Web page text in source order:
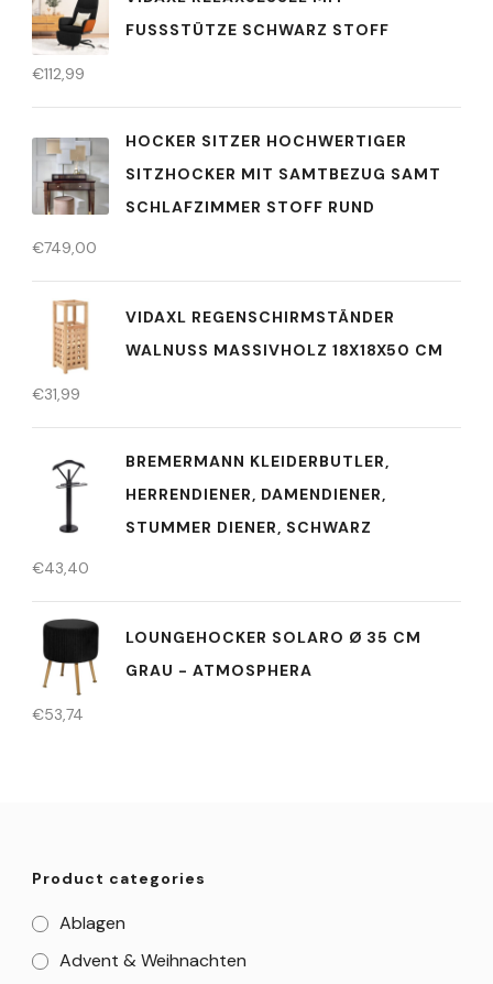
FUSSSTÜTZE SCHWARZ STOFF
€112,99
HOCKER SITZER HOCHWERTIGER
SITZHOCKER MIT SAMTBEZUG SAMT
SCHLAFZIMMER STOFF RUND
€749,00
VIDAXL REGENSCHIRMSTÄNDER
WALNUSS MASSIVHOLZ 18X18X50 CM
€31,99
BREMERMANN KLEIDERBUTLER,
HERRENDIENER, DAMENDIENER,
STUMMER DIENER, SCHWARZ
€43,40
LOUNGEHOCKER SOLARO Ø 35 CM
GRAU - ATMOSPHERA
€53,74
Product categories
Ablagen
Advent & Weihnachten